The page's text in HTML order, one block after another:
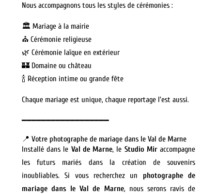
Nous accompagnons tous les styles de cérémonies :
🏛️ Mariage à la mairie
⛪ Cérémonie religieuse
🌿 Cérémonie laïque en extérieur
🏰 Domaine ou château
🍾 Réception intime ou grande fête
Chaque mariage est unique, chaque reportage l’est aussi.
━━━━━━━━━━━━━━━━━━
📍 Votre photographe de mariage dans le Val de Marne
Installé dans le Val de Marne, le Studio Miraccompagne
les futurs mariés dans la création de souvenirs
inoubliables. Si vous recherchez un photographe de
mariage dans le Val de Marne, nous serons ravis de